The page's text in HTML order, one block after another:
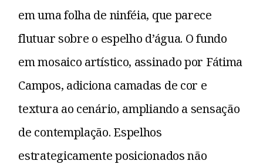
em uma folha de ninféia, que parece
flutuar sobre o espelho d’água. O fundo
em mosaico artístico, assinado por Fátima
Campos, adiciona camadas de cor e
textura ao cenário, ampliando a sensação
de contemplação. Espelhos
estrategicamente posicionados não